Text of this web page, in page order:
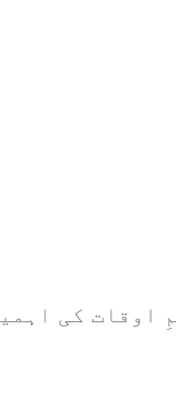
کی